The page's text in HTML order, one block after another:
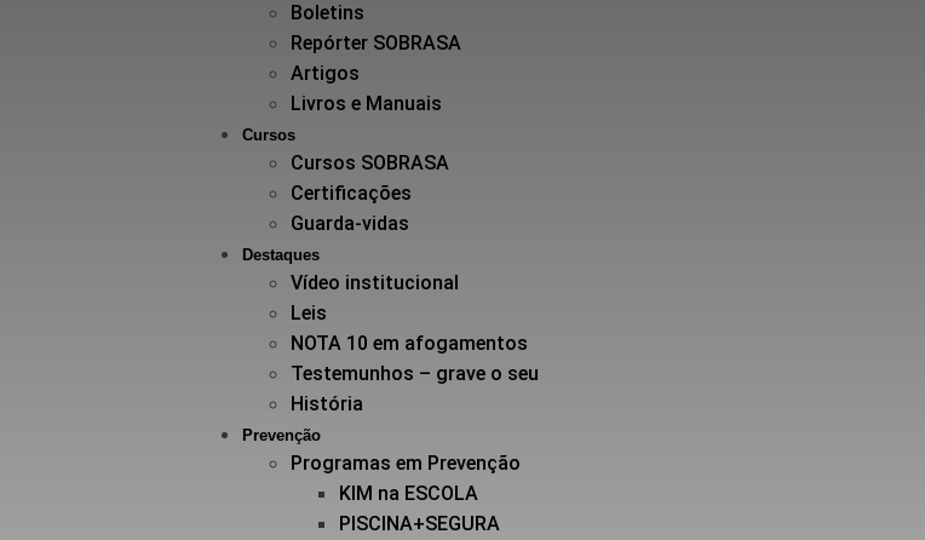
Boletins
Repórter SOBRASA
Artigos
Livros e Manuais
Cursos
Cursos SOBRASA
Certificações
Guarda-vidas
Destaques
Vídeo institucional
Leis
NOTA 10 em afogamentos
Testemunhos – grave o seu
História
Prevenção
Programas em Prevenção
KIM na ESCOLA
PISCINA+SEGURA